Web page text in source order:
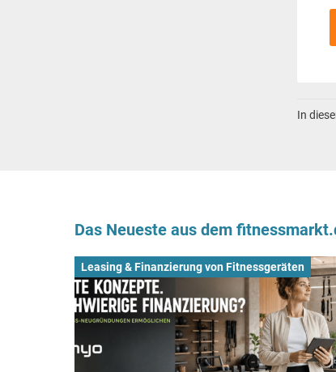
In
Das Neueste aus dem
Leasing & Finanzierung von Fitnessgeräten